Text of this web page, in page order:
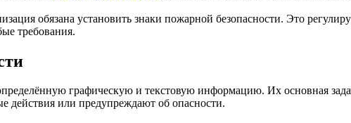
обязана установить знаки пожарной безопасности. Это
требования.
графическую и текстовую информацию. Их основная
действия или предупреждают об опасности.